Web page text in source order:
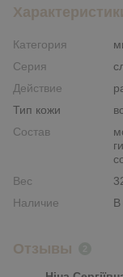
Категория
Серия
Действие
Тип кожи
Состав
Вес
Наличие
В
Отзывы